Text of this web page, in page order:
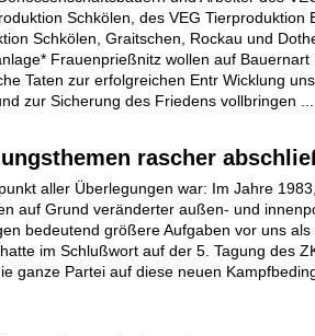
Schkölen, des VEG Tierproduktion
Schkölen, Graitschen, Rockau und
Frauenprießnitz wollen auf Bauernart
Taten zur erfolgreichen Entr Wicklung
zur Sicherung des Friedens vollbringen ...
rascher
aller Überlegungen war: Im Jahre
auf Grund veränderter außen- und
bedeutend größere Aufgaben vor uns als
im Schlußwort auf der 5. Tagung des
ganze Partei auf diese neuen